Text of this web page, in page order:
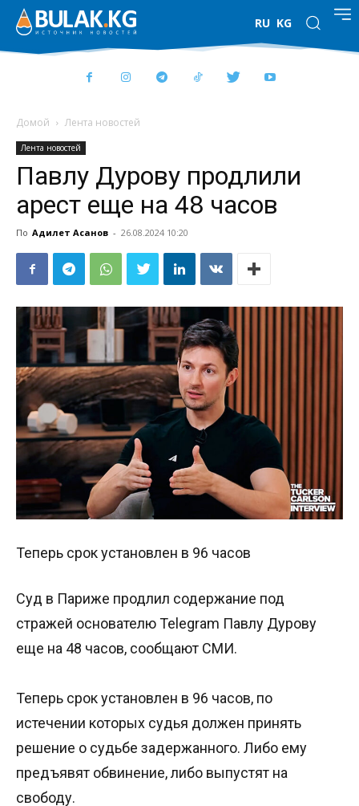
RU KG
Домой Лента новостей
Лента новостей
Павлу Дурову продлили
арест еще на 48 часов
По Адилет Асанов - 26.08.2024 10:20
Теперь срок установлен в 96 часов
Суд в Париже продлил содержание под
стражей основателю Telegram Павлу Дурову
еще на 48 часов, сообщают СМИ.
Теперь срок установлен в 96 часов, по
истечении которых судья должен принять
решение о судьбе задержанного. Либо ему
предъявят обвинение, либо выпустят на
свободу.